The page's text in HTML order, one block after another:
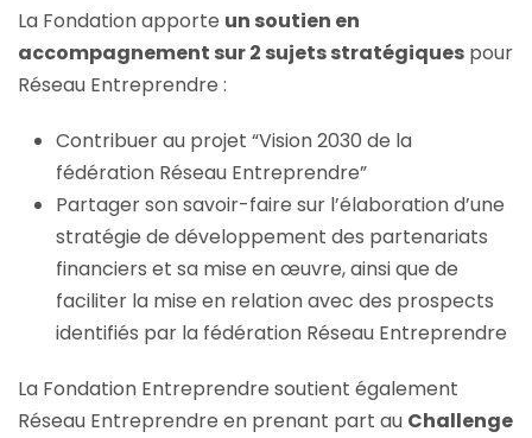
La Fondation apporte un soutien en
accompagnement sur 2 sujets stratégiques pour
Réseau Entreprendre :
Contribuer au projet “Vision 2030 de la
fédération Réseau Entreprendre”
Partager son savoir-faire sur l’élaboration d’une
stratégie de développement des partenariats
financiers et sa mise en œuvre, ainsi que de
faciliter la mise en relation avec des prospects
identifiés par la fédération Réseau Entreprendre
La Fondation Entreprendre soutient également
Réseau Entreprendre en prenant part au Challenge